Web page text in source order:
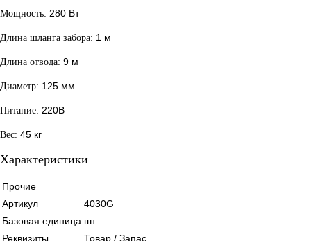
Мощность: 280 Вт
Длина шланга забора: 1 м
Длина отвода: 9 м
Диаметр: 125 мм
Питание: 220В
Вес: 45 кг
Характеристики
Прочие
Артикул
4030G
Базовая единица шт
Реквизиты
Товар / Запас